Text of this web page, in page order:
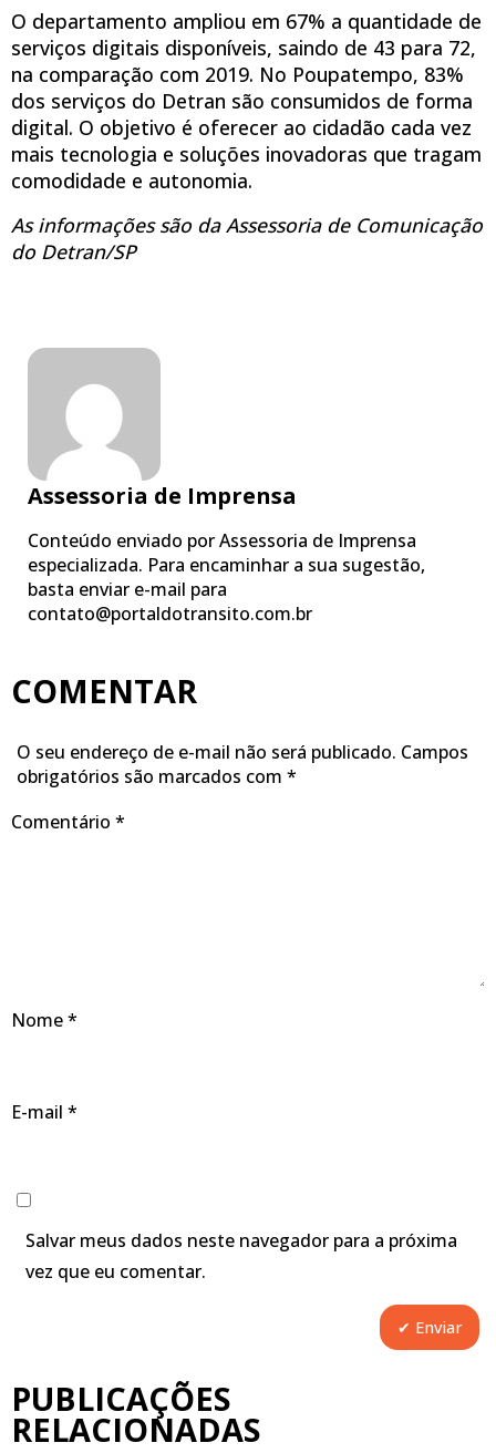
O departamento ampliou em 67% a quantidade de
serviços digitais disponíveis, saindo de 43 para 72,
na comparação com 2019. No Poupatempo, 83%
dos serviços do Detran são consumidos de forma
digital. O objetivo é oferecer ao cidadão cada vez
mais tecnologia e soluções inovadoras que tragam
comodidade e autonomia.
As informações são da Assessoria de Comunicação
do Detran/SP
Assessoria de Imprensa
Conteúdo enviado por Assessoria de Imprensa
especializada. Para encaminhar a sua sugestão,
basta enviar e-mail para
contato@portaldotransito.com.br
COMENTAR
O seu endereço de e-mail não será publicado. Campos
obrigatórios são marcados com *
Comentário *
Nome*
E-mail *
Salvar meus dados neste navegador para a próxima
vez que eu comentar.
PUBLICAÇÕES
RELACIONADAS